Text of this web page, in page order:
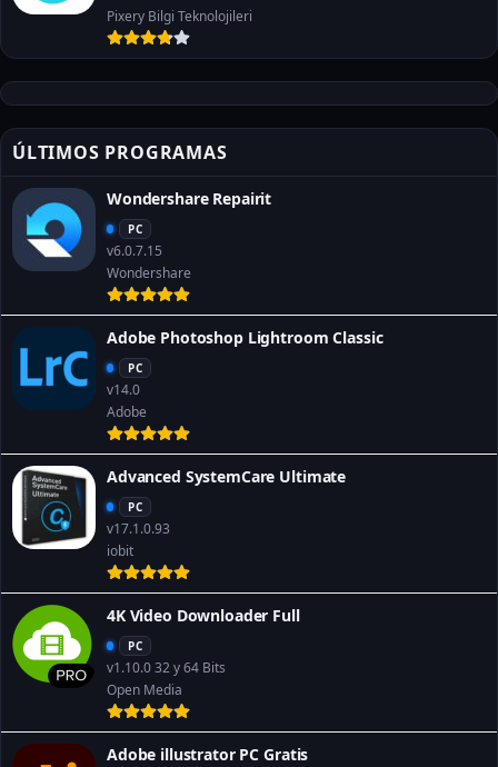
Pixery Bilgi Teknolojileri
ÚLTIMOS PROGRAMAS
Wondershare Repairit
PC
v6.0.7.15
Wondershare
Adobe Photoshop Lightroom Classic
PC
v14.0
Adobe
Advanced SystemCare Ultimate
PC
v17.1.0.93
iobit
4K Video Downloader Full
PC
v1.10.0 32 y 64 Bits
Open Media
Adobe illustrator PC Gratis